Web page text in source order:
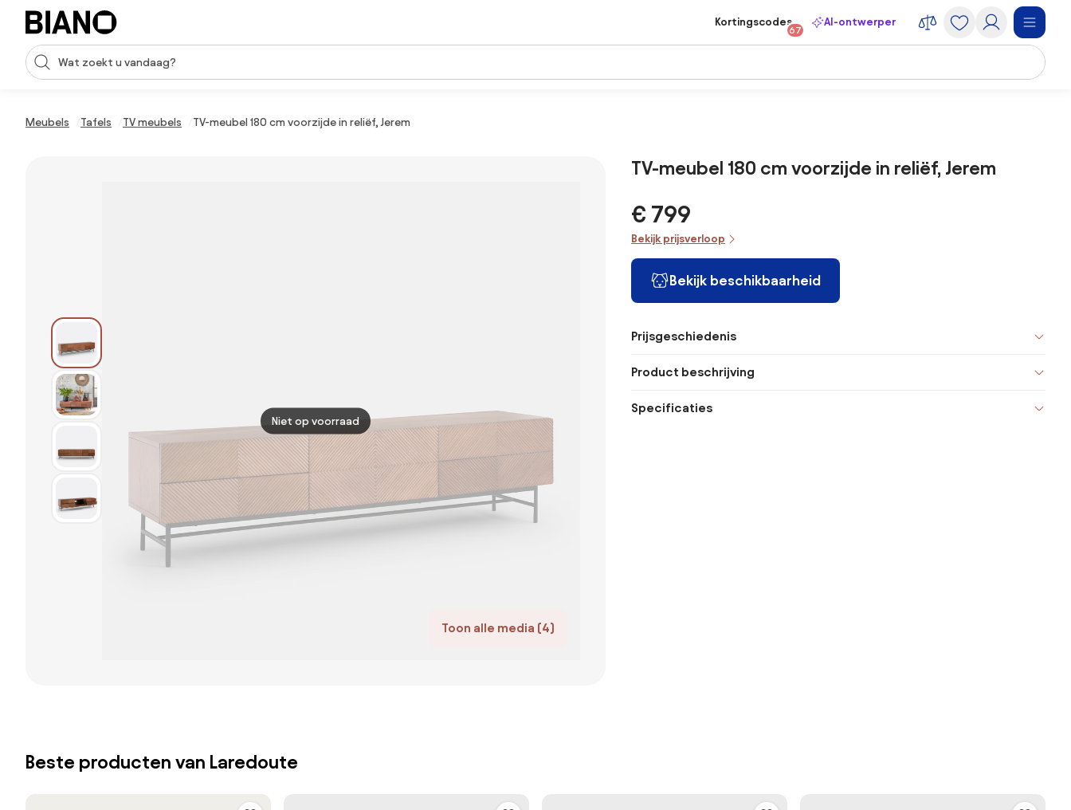
Navigatie overslaan, naar inhoud springen
Zoekopdracht invoeren
Kortingscodes
67
AI-ontwerper
Meubels Tafels TV meubels TV-meubel 180 cm voorzijde in reliëf, Jerem
Toon alle media (4)
Niet op voorraad
TV-meubel 180 cm voorzijde in reliëf, Jerem
€ 799
Bekijk prijsverloop
Bekijk beschikbaarheid
Prijsgeschiedenis
Product beschrijving
Specificaties
Beste producten van Laredoute